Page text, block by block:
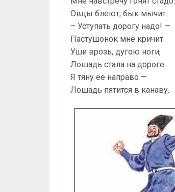
Овцы блеют, бык мычит.
– Уступать дорогу надо! —
Пастушонок мне кричит.
Уши врозь, дугою ноги,
Лошадь стала на дороге.
Я тяну ее направо —
Лошадь пятится в канаву.